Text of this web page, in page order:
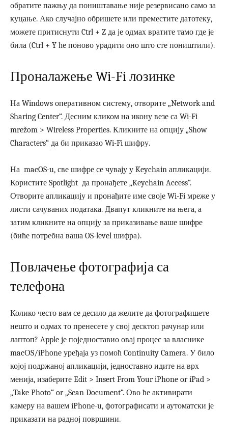
обратите пажњу да поништавање није резервисано само за
куцање. Ако случајно обришете или преместите датотеку,
можете притиснути Ctrl + Z да је одмах вратите тамо где је
била (Ctrl + Y ће поново урадити оно што сте поништили).
Проналажење Wi-Fi лозинке
На Windows оперативном систему, отворите „Network and
Sharing Center“. Десним кликом на икону везе са Wi-Fi
mrežom > Wireless Properties. Кликните на опцију „Show
Characters“ да би приказао Wi-Fi шифру.
На macOS-u, све шифре се чувају у Keychain апликацији.
Користите Spotlight да пронађете „Keychain Access“.
Отворите апликацију и пронађите име своје Wi-Fi мреже у
листи сачуваних података. Двапут кликните на њега, а
затим кликните на опцију за приказивање ваше шифре
(биће потребна ваша OS-level шифра).
Повлачење фотографија са
телефона
Колико често вам се десило да желите да фотографишете
нешто и одмах то пренесете у свој десктоп рачунар или
лаптоп? Apple је поједноставио овај процес за власнике
macОS/iPhone уређаја уз помоћ Continuity Camera. У било
којој подржаној апликацији, једноставно идите на врх
менија, изаберите Edit > Insert From Your iPhone or iPad >
„Take Photo“ or „Scan Document“. Ово ће активирати
камеру на вашем iPhone-u, фотографисати и аутоматски је
приказати на радној површини.